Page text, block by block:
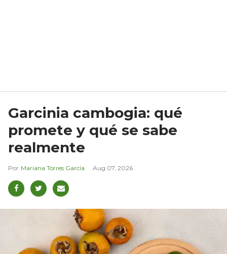
Garcinia cambogia: qué
promete y qué se sabe
realmente
Mariana Torres García Aug 07, 2026